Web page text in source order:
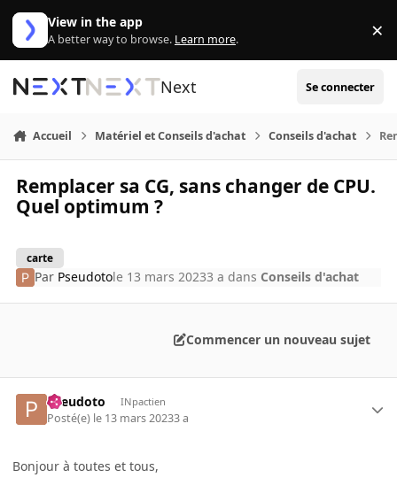
Aller au contenu
View in the app
A better way to browse. Learn more. ×
Next Se connecter
Accueil Matériel et Conseils d'achat Conseils d'achat
Remplacer sa CG, sans changer de CPU.
Quel optimum ?
carte
Par Pseudotole 13 mars 20233 a dans Conseils d'achat
Commencer un nouveau sujet
Pseudoto INpactien
Posté(e) le 13 mars 20233 a
Bonjour à toutes et tous,